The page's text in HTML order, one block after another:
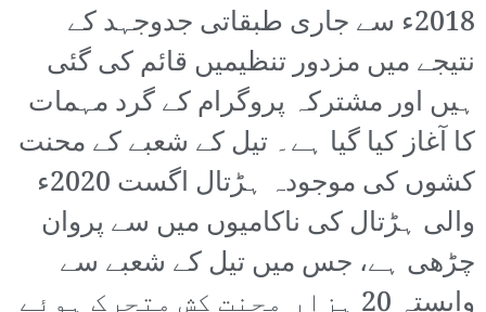
2018ء سے جاری طبقاتی جدوجہد کے
نتیجے میں مزدور تنظیمیں قائم کی گئی
ہیں اور مشترکہ پروگرام کے گرد مہمات
کا آغاز کیا گیا ہے۔ تیل کے شعبے کے محنت
کشوں کی موجودہ ہڑتال اگست 2020ء
والی ہڑتال کی ناکامیوں میں سے پروان
چڑھی ہے، جس میں تیل کے شعبے سے